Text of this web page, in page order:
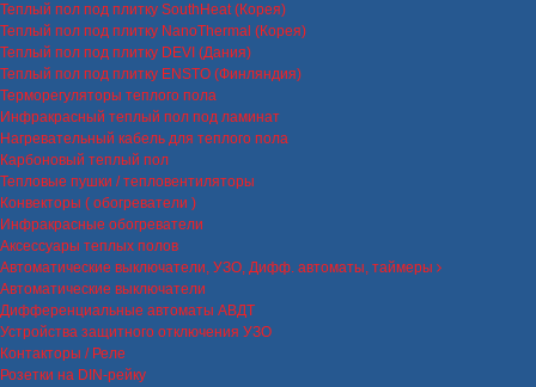
Теплый пол под плитку SouthHeat (Корея)
Теплый пол под плитку NanoThermal (Корея)
Теплый пол под плитку DEVI (Дания)
Теплый пол под плитку ENSTO (Финляндия)
Терморегуляторы теплого пола
Инфракрасный теплый пол под ламинат
Нагревательный кабель для теплого пола
Карбоновый теплый пол
Тепловые пушки / тепловентиляторы
Конвекторы ( обогреватели )
Инфракрасные обогреватели
Аксессуары теплых полов
Автоматические выключатели, УЗО, Дифф. автоматы, таймеры
Автоматические выключатели
Дифференциальные автоматы АВДТ
Устройства защитного отключения УЗО
Контакторы / Реле
Розетки на DIN-рейку